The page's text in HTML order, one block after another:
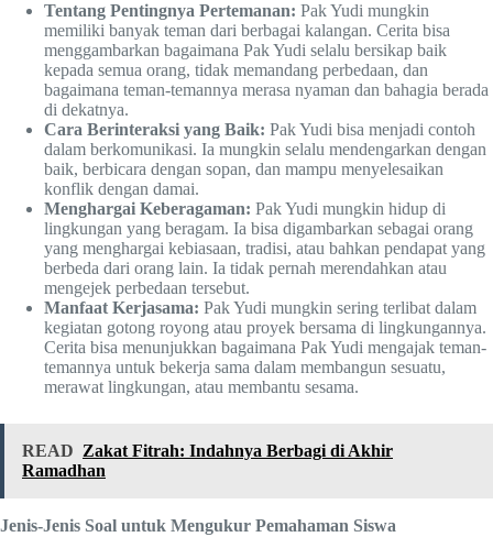
Tentang Pentingnya Pertemanan: Pak Yudi mungkin
memiliki banyak teman dari berbagai kalangan. Cerita bisa
menggambarkan bagaimana Pak Yudi selalu bersikap baik
kepada semua orang, tidak memandang perbedaan, dan
bagaimana teman-temannya merasa nyaman dan bahagia berada
di dekatnya.
Cara Berinteraksi yang Baik: Pak Yudi bisa menjadi contoh
dalam berkomunikasi. Ia mungkin selalu mendengarkan dengan
baik, berbicara dengan sopan, dan mampu menyelesaikan
konflik dengan damai.
Menghargai Keberagaman: Pak Yudi mungkin hidup di
lingkungan yang beragam. Ia bisa digambarkan sebagai orang
yang menghargai kebiasaan, tradisi, atau bahkan pendapat yang
berbeda dari orang lain. Ia tidak pernah merendahkan atau
mengejek perbedaan tersebut.
Manfaat Kerjasama: Pak Yudi mungkin sering terlibat dalam
kegiatan gotong royong atau proyek bersama di lingkungannya.
Cerita bisa menunjukkan bagaimana Pak Yudi mengajak teman-
temannya untuk bekerja sama dalam membangun sesuatu,
merawat lingkungan, atau membantu sesama.
READ Zakat Fitrah: Indahnya Berbagi di Akhir
Ramadhan
Jenis-Jenis Soal untuk Mengukur Pemahaman Siswa